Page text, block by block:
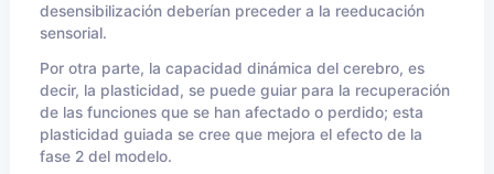
desensibilización deberían preceder a la reeducación
sensorial.
Por otra parte, la capacidad dinámica del cerebro, es
decir, la plasticidad, se puede guiar para la recuperación
de las funciones que se han afectado o perdido; esta
plasticidad guiada se cree que mejora el efecto de la
fase 2 del modelo.